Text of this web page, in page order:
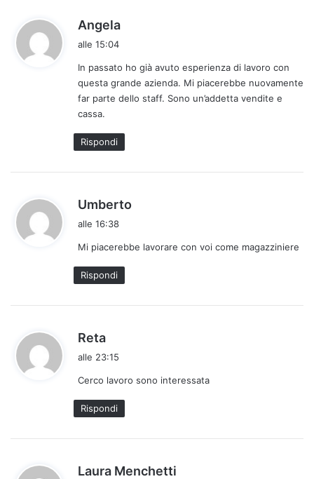
Angela
e
t
t
:
alle 15:04
In passato ho già avuto esperienza di lavoro con
questa grande azienda. Mi piacerebbe nuovamente
far parte dello staff. Sono un’addetta vendite e
cassa.
Rispondi
Umberto
e
alle 16:38
Mi piacerebbe lavorare con voi come magazziniere
Rispondi
Reta
e
t
t
alle 23:15
Cerco lavoro sono interessata
Rispondi
Laura Menchetti